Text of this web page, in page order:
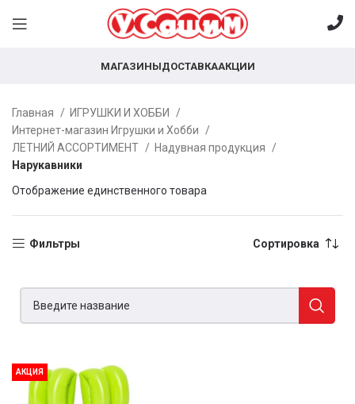
МАГАЗИНЫДОСТАВКААКЦИИ
Главная
ИГРУШКИ И ХОББИ
Интернет-магазин Игрушки и Хобби
ЛЕТНИЙ АССОРТИМЕНТ
Надувная продукция
Нарукавники
Отображение единственного товара
Фильтры Сортировка
АКЦИЯ